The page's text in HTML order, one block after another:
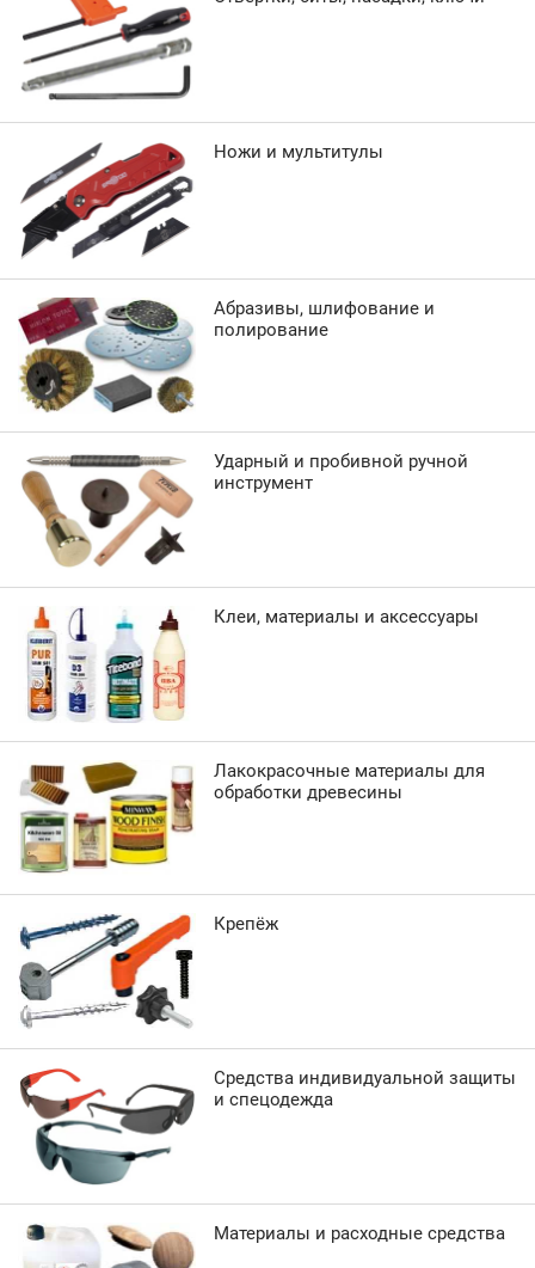
Ножи и мультитулы
Абразивы, шлифование и
полирование
Ударный и пробивной ручной
инструмент
Клеи, материалы и аксессуары
Лакокрасочные материалы для
обработки древесины
Крепёж
Средства индивидуальной защиты
и спецодежда
Материалы и расходные средства